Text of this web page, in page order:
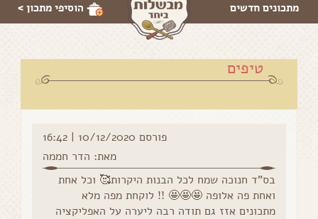
הוסיפי מתכון > מתכונים חדשים
טיפים
פורסם 10/12/2020 | 16:42
מאת: הדר חממה
בס"ד חנוכה שמח לכל הבנות היקרות🥰 וכל אחת
ואחת פה אלופה 🤩🤩🤩 !! לוקחת מפה מלא
מתכונים אזז גם תודה רבה ליערה על האפליקציה